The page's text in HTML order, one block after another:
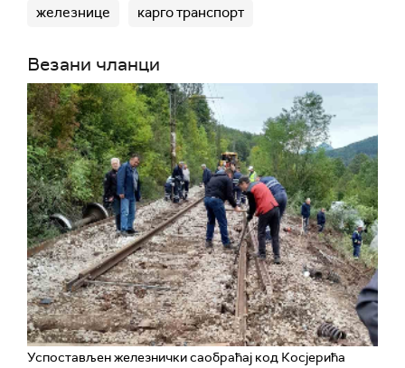
железнице карго транспорт
Везани чланци
Успостављен железнички саобраћај код Косјерића